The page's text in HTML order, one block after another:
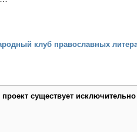
клуб православных
существует